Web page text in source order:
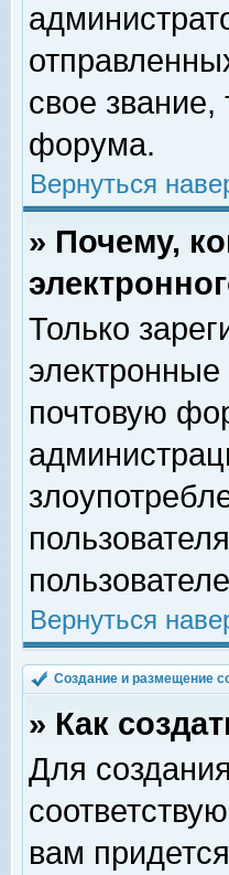
свое
форума.
Вернуться
» Почему,
Только
почтовую
Вернуться
Создание и размещение
» Как
Для
вам